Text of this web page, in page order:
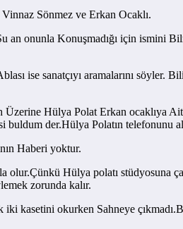
Vinnaz Sönmez ve Erkan Ocaklı.
an onunla Konuşmadığı için ismini
ise sanatçıyı aramalarını söyler.
Hülya Polat Erkan ocaklıya
buldum der.Hülya Polatın telefonunu
Haberi yoktur.
Hülya polatı stüdyosuna
zorunda kalır.
kasetini okurken Sahneye